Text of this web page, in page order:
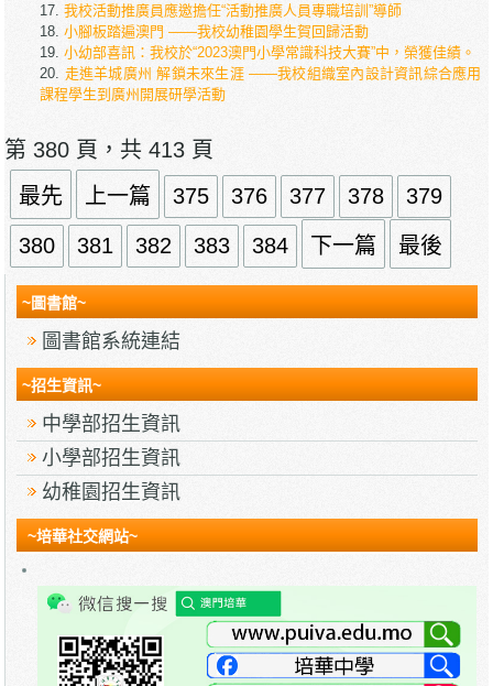
我校活動推廣員應邀擔任“活動推廣人員專職培訓”導師
小腳板踏遍澳門 ——我校幼稚園學生賀回歸活動
小幼部喜訊：我校於“2023澳門小學常識科技大賽”中，榮獲佳績。
走進羊城廣州 解鎖未來生涯 ——我校組織室內設計資訊綜合應用
課程學生到廣州開展研學活動
第 380 頁，共 413 頁
最先
上一篇 375 376 377 378 379
380 381 382 383 384 下一篇 最後
~圖書館~
圖書館系統連結
~招生資訊~
中學部招生資訊
小學部招生資訊
幼稚園招生資訊
~培華社交網站~